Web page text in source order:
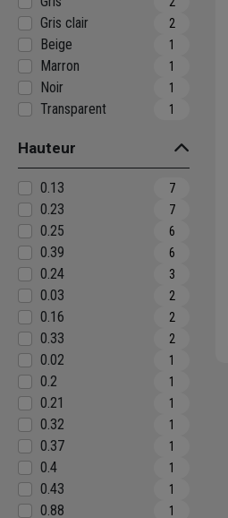
Gris clair 2
Beige 1
Marron 1
Noir 1
Transparent 1
Hauteur
0.13 7
0.23 7
0.25 6
0.39 6
0.24 3
0.03 2
0.16 2
0.33 2
0.02 1
0.2 1
0.21 1
0.32 1
0.37 1
0.4 1
0.43 1
0.88 1